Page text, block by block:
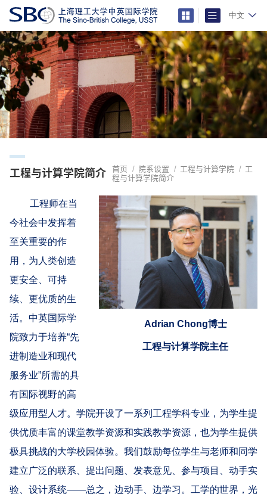
中文
首页 院系设置 工程与计算学院
工
程与计算学院简介
工程与计算学院简介
Adrian Chong博士
工程与计算学院主任
工程师在当
今社会中发挥着
至关重要的作
用，为人类创造
更安全、可持
续、更优质的生
活。中英国际学
院致力于培养“先
进制造业和现代
服务业”所需的具
有国际视野的高
级应用型人才。学院开设了一系列工程学科专业，为学生提
供优质丰富的课堂教学资源和实践教学资源，也为学生提供
极具挑战的大学校园体验。我们鼓励每位学生与老师和同学
建立广泛的联系、提出问题、发表意见、参与项目、动手实
验、设计系统——总之，边动手、边学习。工学的世界，光